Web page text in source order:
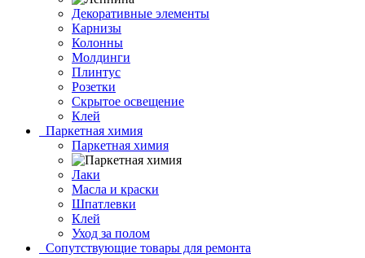
Декоративные элементы
Карнизы
Колонны
Молдинги
Плинтус
Розетки
Скрытое освещение
Клей
Паркетная химия
Паркетная химия
Лаки
Масла и краски
Шпатлевки
Клей
Уход за полом
Сопутствующие товары для ремонта